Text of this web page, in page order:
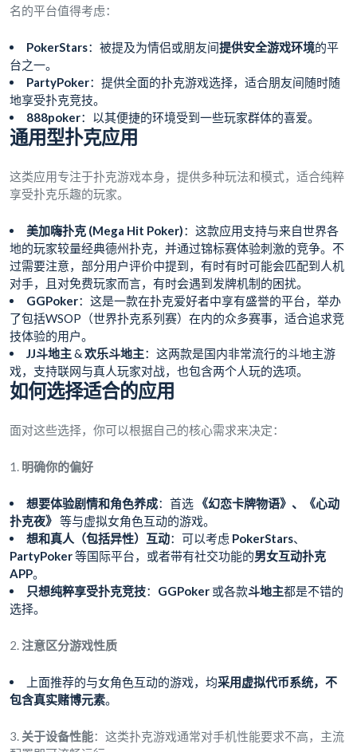
名的平台值得考虑：
PokerStars：被提及为情侣或朋友间提供安全游戏环境的平
台之一。
PartyPoker：提供全面的扑克游戏选择，适合朋友间随时随
地享受扑克竞技。
888poker：以其便捷的环境受到一些玩家群体的喜爱。
通用型扑克应用
这类应用专注于扑克游戏本身，提供多种玩法和模式，适合纯粹
享受扑克乐趣的玩家。
美加嗨扑克 (Mega Hit Poker)：这款应用支持与来自世界各
地的玩家较量经典德州扑克，并通过锦标赛体验刺激的竞争。不
过需要注意，部分用户评价中提到，有时有时可能会匹配到人机
对手，且对免费玩家而言，有时会遇到发牌机制的困扰。
GGPoker：这是一款在扑克爱好者中享有盛誉的平台，举办
了包括WSOP（世界扑克系列赛）在内的众多赛事，适合追求竞
技体验的用户。
JJ斗地主 &欢乐斗地主：这两款是国内非常流行的斗地主游
戏，支持联网与真人玩家对战，也包含两个人玩的选项。
如何选择适合的应用
面对这些选择，你可以根据自己的核心需求来决定：
1. 明确你的偏好
想要体验剧情和角色养成：首选
《幻恋卡牌物语》、《心动
扑克夜》 等与虚拟女角色互动的游戏。
想和真人（包括异性）互动：可以考虑 PokerStars、
PartyPoker等国际平台，或者带有社交功能的男女互动扑克
APP。
只想纯粹享受扑克竞技： GGPoker 或各款斗地主都是不错的
选择。
2.注意区分游戏性质
上面推荐的与女角色互动的游戏，均采用虚拟代币系统，不
包含真实赌博元素。
3. 关于设备性能：这类扑克游戏通常对手机性能要求不高，主流